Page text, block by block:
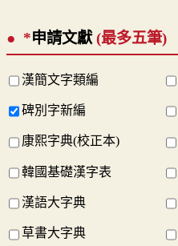
*申請文獻 (最多五筆)
漢簡文字類編
碑別字新編
康熙字典(校正本)
韓國基礎漢字表
漢語大字典
草書大字典